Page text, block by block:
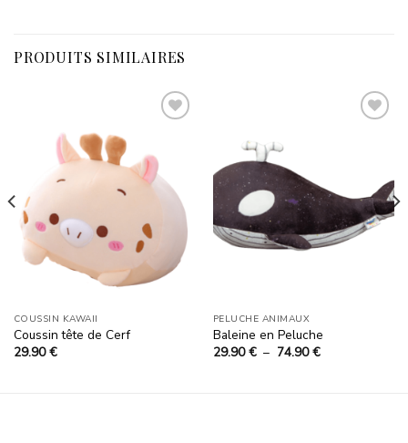
PRODUITS SIMILAIRES
Ajouter
à la
liste
d’envies
COUSSIN KAWAII
Coussin tête de Cerf
29.90€
liste
d’envies
PELUCHE ANIMAUX
Baleine en Peluche
29.90€ – 74.90€Plage